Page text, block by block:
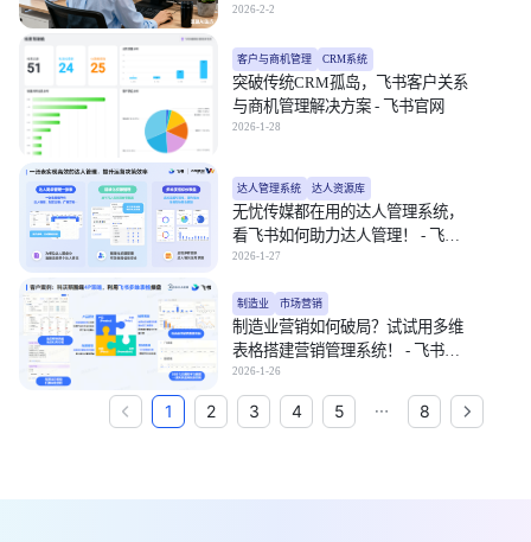
2026-2-2
客户与商机管理 CRM系统
突破传统CRM孤岛，飞书客户关系
与商机管理解决方案 - 飞书官网
2026-1-28
达人管理系统 达人资源库
无忧传媒都在用的达人管理系统，
看飞书如何助力达人管理！ - 飞书
官网
2026-1-27
制造业 市场营销
制造业营销如何破局？试试用多维
表格搭建营销管理系统！ - 飞书官
网
2026-1-26
1 2 3 4 5 8